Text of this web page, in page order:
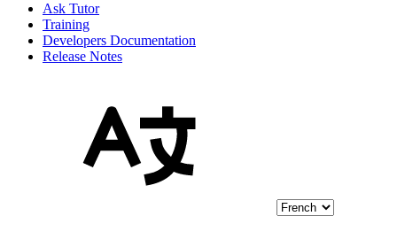
Ask Tutor
Training
Developers Documentation
Release Notes